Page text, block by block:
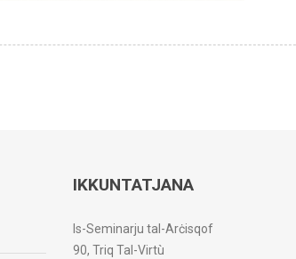
IKKUNTATJANA
Is-Seminarju tal-Arċisqof
90, Triq Tal-Virtù